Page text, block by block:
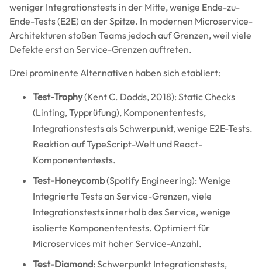
weniger Integrationstests in der Mitte, wenige Ende-zu-
Ende-Tests (E2E) an der Spitze. In modernen Microservice-
Architekturen stoßen Teams jedoch auf Grenzen, weil viele
Defekte erst an Service-Grenzen auftreten.
Drei prominente Alternativen haben sich etabliert:
Test-Trophy(Kent C. Dodds, 2018): Static Checks
(Linting, Typprüfung), Komponententests,
Integrationstests als Schwerpunkt, wenige E2E-Tests.
Reaktion auf TypeScript-Welt und React-
Komponententests.
Test-Honeycomb(Spotify Engineering): Wenige
Integrierte Tests an Service-Grenzen, viele
Integrationstests innerhalb des Service, wenige
isolierte Komponententests. Optimiert für
Microservices mit hoher Service-Anzahl.
Test-Diamond: Schwerpunkt Integrationstests,